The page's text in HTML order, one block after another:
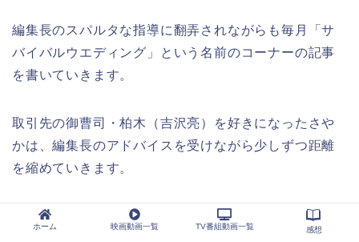
編集長のスパルタな指導に翻弄されながらも毎月「サ
バイバルウエディング」という名前のコーナーの記事
を書いていきます。
取引先の御曹司・柏木（吉沢亮）を好きになったさや
かは、編集長のアドバイスを受けながら少しずつ距離
を縮めていきます。
まず、波留が主人公の恋愛ドラマということで「あな
たのことはそれほど」を見ていた私は、それだけで見
ホーム 映画動画一覧 TV番組動画一覧 感想